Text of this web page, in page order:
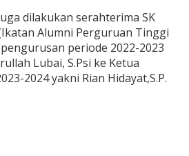
dilakukan serahterima SK
Alumni Perguruan Tinggi
periode 2022-2023
Lubai, S.Psi ke Ketua
2024 yakni Rian Hidayat,S.P.